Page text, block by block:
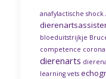
anafylactische shock
bloeduitstrijkje
competence corona
dierenarts
learning vets